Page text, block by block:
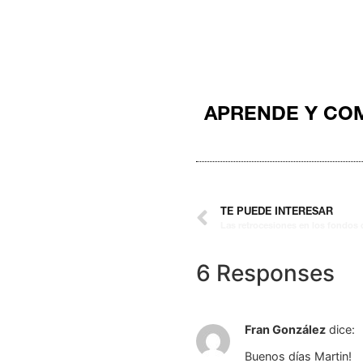
APRENDE Y
TE PUEDE INTERESAR
6 Responses
Fran González dice:
Buenos días Martin!